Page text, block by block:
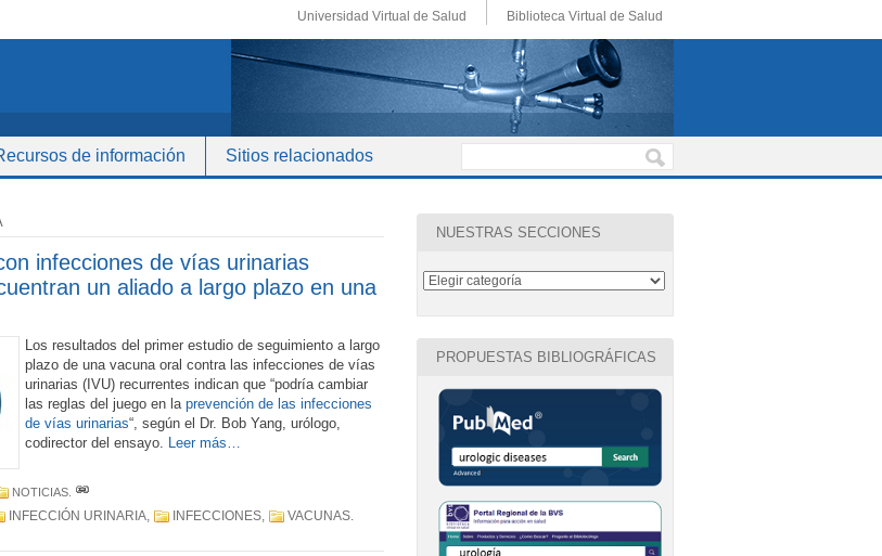
Universidad Virtual de Salud Biblioteca Virtual de Salud
de información Sitios relacionados
infecciones de vías urinarias
un aliado a largo plazo en una
Los resultados del primer estudio de seguimiento a largo
plazo de una vacuna oral contra las infecciones de vías
urinarias (IVU) recurrentes indican que “podría cambiar
las reglas del juego en la prevención de las infecciones
de vías urinarias“, según el Dr. Bob Yang, urólogo,
codirector del ensayo. Leer más…
NOTICIAS.
INFECCIÓN URINARIA, INFECCIONES, VACUNAS.
NUESTRAS SECCIONES
PROPUESTAS BIBLIOGRÁFICAS